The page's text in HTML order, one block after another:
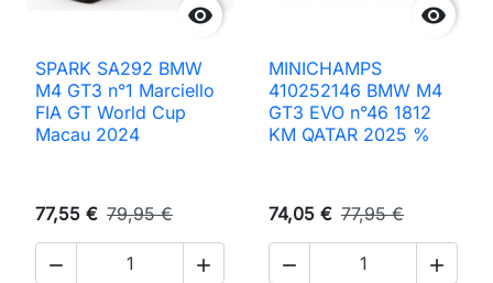

SPARK SA292 BMW
M4 GT3 n°1 Marciello
FIA GT World Cup
Macau 2024
77,55 € 79,95 €
 

MINICHAMPS
410252146 BMW M4
GT3 EVO n°46 1812
KM QATAR 2025 %
74,05 € 77,95 €
 